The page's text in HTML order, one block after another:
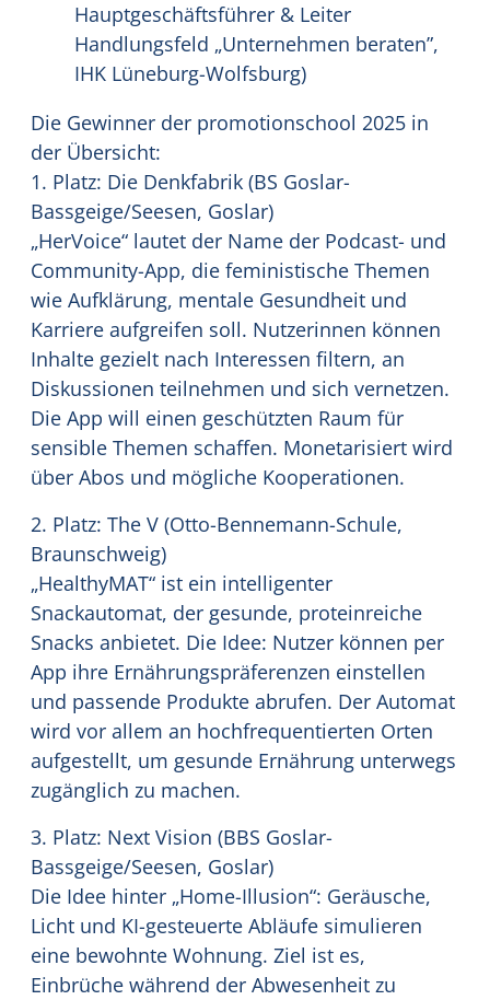
Hauptgeschäftsführer & Leiter
Handlungsfeld „Unternehmen beraten”,
IHK Lüneburg-Wolfsburg)
Die Gewinner der promotionschool 2025 in
der Übersicht:
1. Platz: Die Denkfabrik (BS Goslar-
Bassgeige/Seesen, Goslar)
„HerVoice“ lautet der Name der Podcast- und
Community-App, die feministische Themen
wie Aufklärung, mentale Gesundheit und
Karriere aufgreifen soll. Nutzerinnen können
Inhalte gezielt nach Interessen filtern, an
Diskussionen teilnehmen und sich vernetzen.
Die App will einen geschützten Raum für
sensible Themen schaffen. Monetarisiert wird
über Abos und mögliche Kooperationen.
2. Platz: The V (Otto-Bennemann-Schule,
Braunschweig)
„HealthyMAT“ ist ein intelligenter
Snackautomat, der gesunde, proteinreiche
Snacks anbietet. Die Idee: Nutzer können per
App ihre Ernährungspräferenzen einstellen
und passende Produkte abrufen. Der Automat
wird vor allem an hochfrequentierten Orten
aufgestellt, um gesunde Ernährung unterwegs
zugänglich zu machen.
3. Platz: Next Vision (BBS Goslar-
Bassgeige/Seesen, Goslar)
Die Idee hinter „Home-Illusion“: Geräusche,
Licht und KI-gesteuerte Abläufe simulieren
eine bewohnte Wohnung. Ziel ist es,
Einbrüche während der Abwesenheit zu